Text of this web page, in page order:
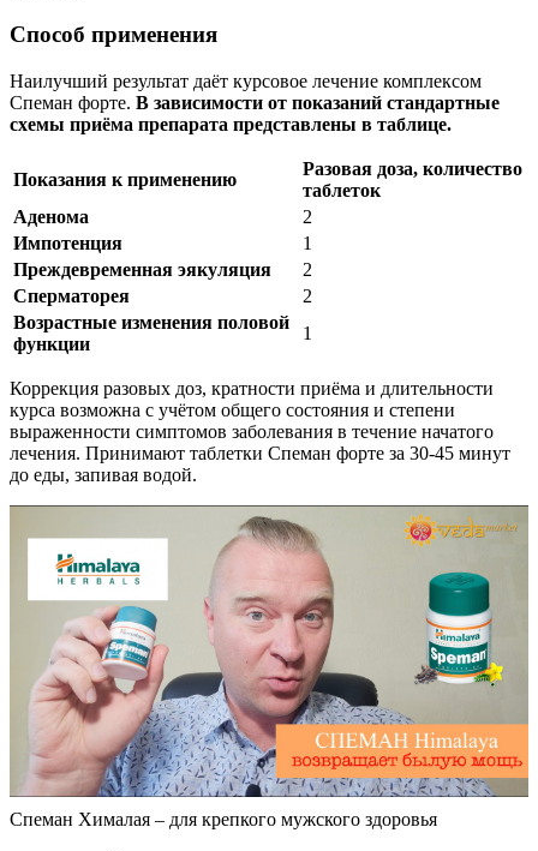
Способ применения
Наилучший результат даёт курсовое лечение комплексом
Спеман форте. В зависимости от показаний стандартные
схемы приёма препарата представлены в таблице.
Показания к применению
Разовая доза, количество
таблеток
Аденома
2
Импотенция
1
Преждевременная эякуляция
2
Сперматорея
2
Возрастные изменения половой
функции
1
Коррекция разовых доз, кратности приёма и длительности
курса возможна с учётом общего состояния и степени
выраженности симптомов заболевания в течение начатого
лечения. Принимают таблетки Спеман форте за 30-45 минут
до еды, запивая водой.
Спеман Хималая – для крепкого мужского здоровья